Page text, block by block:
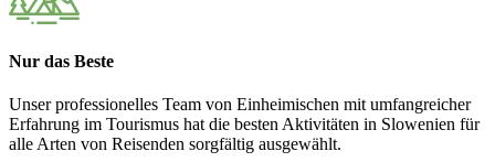
Nur das Beste
Unser professionelles Team von Einheimischen mit umfangreicher
Erfahrung im Tourismus hat die besten Aktivitäten in Slowenien für
alle Arten von Reisenden sorgfältig ausgewählt.